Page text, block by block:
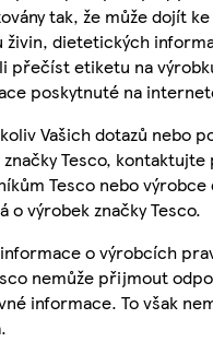
tak, že může dojít
živin, dietetických
přečíst etiketu na
poskytnuté na
Vašich dotazů nebo
Tesco,
Tesco nebo
o výrobek značky Tesco.
o výrobcích
nemůže přijmout
informace. To však